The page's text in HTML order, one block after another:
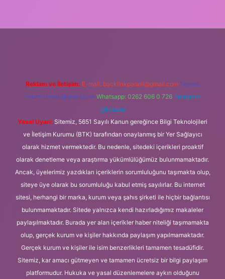
Reklam ve İletişim: E-mail: backlinkpaneli@gmail.com Teams:
forumhizmeti@gmail.com Whatsapp: 0262 606 0 726 Telegram:
@karabul
Yasal Uyarı: Sitemiz, 5651 Sayılı Kanun gereğince Bilgi Teknolojileri
ve İletişim Kurumu (BTK) tarafından onaylanmış bir Yer Sağlayıcı
olarak hizmet vermektedir. Bu nedenle, sitedeki içerikleri proaktif
olarak denetleme veya araştırma yükümlülüğümüz bulunmamaktadır.
Ancak, üyelerimiz yazdıkları içeriklerin sorumluluğunu taşımakta olup,
siteye üye olarak bu sorumluluğu kabul etmiş sayılırlar. Bu internet
sitesi, herhangi bir marka, kurum veya şahıs şirketi ile hiçbir bağlantısı
bulunmamaktadır. Sitede yalnızca kendi hazırladığımız makaleler
paylaşılmaktadır. Burada yer alan içerikler haber niteliği taşımamakta
olup, gerçek kurum ve kişiler hakkında paylaşım yapılmamaktadır.
Gerçek kurum ve kişiler ile isim benzerlikleri tamamen tesadüfidir.
Sitemiz, kar amacı gütmeyen ve tamamen ücretsiz bir bilgi paylaşım
platformudur. Hukuka ve yasal düzenlemelere aykırı olduğunu